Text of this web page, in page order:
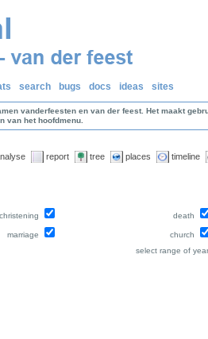
search bugs docs ideas sites
vanderfeesten en van der feest. Het maakt
van het hoofdmenu.
report tree places timeline
christening death
marriage church
select range of